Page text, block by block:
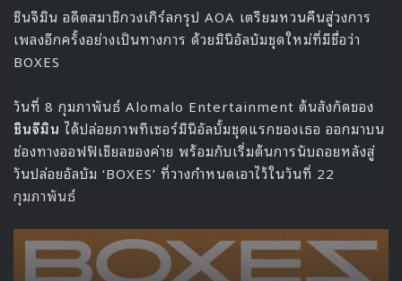
The Heavenly Idol เป็นซีรีส์ที่ดัดแปลงมาจากนวนิยาย